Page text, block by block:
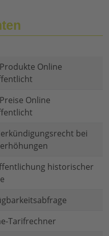
Online
Online
bei
historischer
Tarifrechner